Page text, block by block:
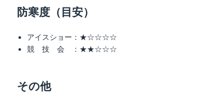
防寒度（目安）
アイスショー：★☆☆☆☆
競 技 会 ：★★☆☆☆
その他